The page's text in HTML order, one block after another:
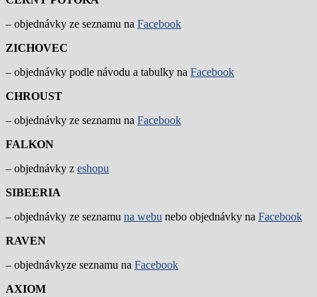
– objednávky ze seznamu na Facebook
ZICHOVEC
– objednávky podle návodu a tabulky na Facebook
CHROUST
– objednávky ze seznamu na Facebook
FALKON
– objednávky z eshopu
SIBEERIA
– objednávky ze seznamu na webu nebo objednávky na Facebook
RAVEN
– objednávkyze seznamu na Facebook
AXIOM